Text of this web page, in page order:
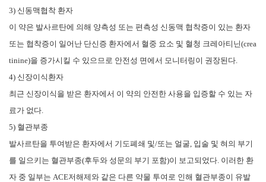
3) 신동맥협착 환자
이 약은 발사르탄에 의해 양측성 또는 편측성 신동맥 협착증이 있는 환자
또는 협착증이 일어난 단신증 환자에서 혈중 요소 및 혈청 크레아티닌(crea
tinine)을 증가시킬 수 있으므로 안전성 면에서 모니터링이 권장된다.
4) 신장이식환자
최근 신장이식을 받은 환자에서 이 약의 안전한 사용을 입증할 수 있는 자
료가 없다.
5) 혈관부종
발사르탄을 투여받은 환자에서 기도폐쇄 및/또는 얼굴, 입술 및 혀의 부기
를 일으키는 혈관부종(후두와 성문의 부기 포함)이 보고되었다. 이러한 환
자 중 일부는 ACE저해제와 같은 다른 약물 투여로 인해 혈관부종이 유발